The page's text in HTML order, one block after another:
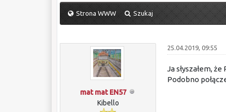
Strona WWW Szukaj
mat mat EN57
Kibello
25.04.2019, 09:55
Ja słyszałem,
Podobno